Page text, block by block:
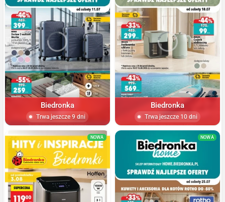
Biedronka
Trwa jeszcze 9 dni
Biedronka
Trwa jeszcze 10 dni
NOWA NOWA